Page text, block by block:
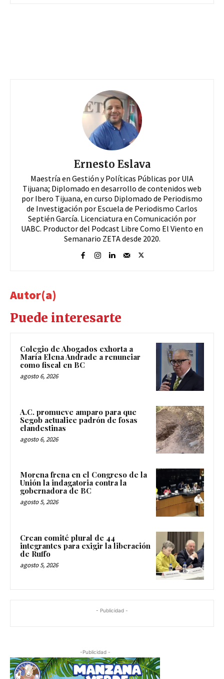
Ernesto Eslava
Maestría en Gestión y Políticas Públicas por UIA
Tijuana; Diplomado en desarrollo de contenidos web
por Ibero Tijuana, en curso Diplomado de Periodismo
de Investigación por Escuela de Periodismo Carlos
Septién García. Licenciatura en Comunicación por
UABC. Productor del Podcast Libre Como El Viento en
Semanario ZETA desde 2020.
Autor(a)
Puede interesarte
Colegio de Abogados exhorta a
María Elena Andrade a renunciar
como fiscal en BC
agosto 6, 2026
A.C. promueve amparo para que
Segob actualice padrón de fosas
clandestinas
agosto 6, 2026
Morena frena en el Congreso de la
Unión la indagatoria contra la
gobernadora de BC
agosto 5, 2026
Crean comité plural de 44
integrantes para exigir la liberación
de Ruffo
agosto 5, 2026
- Publicidad -
-Publicidad -